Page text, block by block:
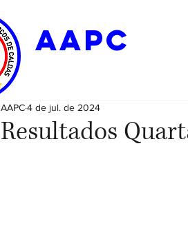
aapc
Resultados
AAPC4 de jul. de 2024